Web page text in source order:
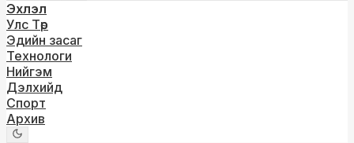
Эхлэл
Улс Төр
Эдийн засаг
Технологи
Нийгэм
Дэлхийд
Спорт
Архив